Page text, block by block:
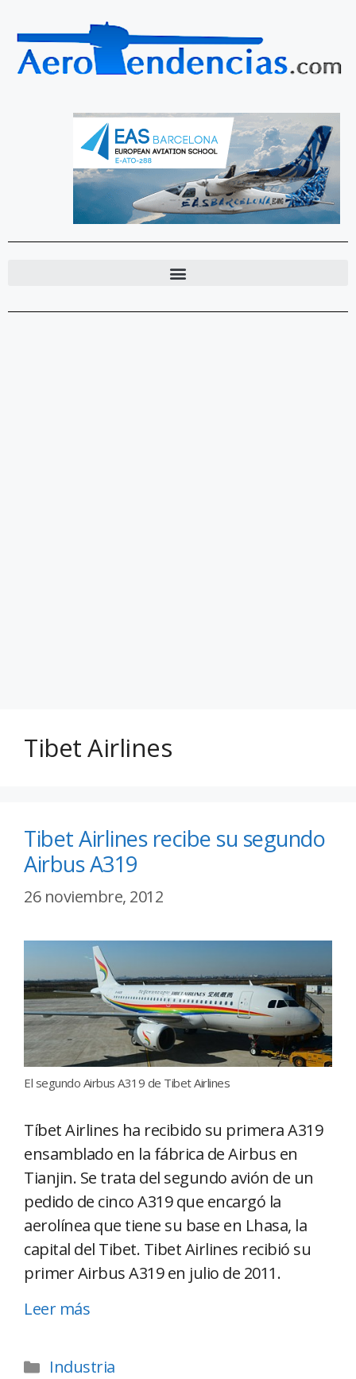
Tibet Airlines
Tibet Airlines recibe su segundo
Airbus A319
26 noviembre, 2012
El segundo Airbus A319 de Tibet Airlines
Tíbet Airlines ha recibido su primera A319
ensamblado en la fábrica de Airbus en
Tianjin. Se trata del segundo avión de un
pedido de cinco A319 que encargó la
aerolínea que tiene su base en Lhasa, la
capital del Tibet. Tibet Airlines recibió su
primer Airbus A319 en julio de 2011.
Leer más
Industria